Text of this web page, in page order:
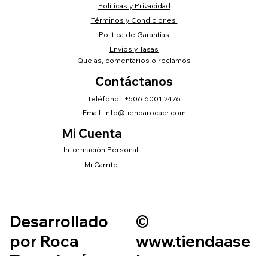
Políticas y Privacidad
Términos y Condiciones
Envíos y Tasas
Política de Garantías
Quejas, comentarios o reclamos
Mi Cuenta
Información Personal
Mi Carrito
Contáctanos
Teléfono: +506 6001 2476
Email: info@tiendarocacr.com
Desarrollado
por Roca
©
www.tiendaase